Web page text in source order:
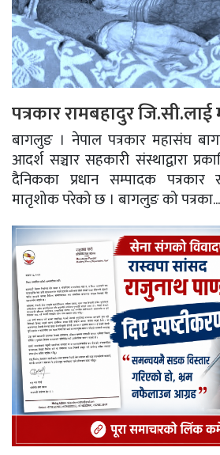
पत्रकार रामबहादुर
बागलुङ । नेपाल पत्रकार महासंघ
आदर्श सञ्चार सहकारी संस्थाद्वारा
दैनिकका प्रधान सम्पादक पत्रकार
मातृशोक परेको छ । बागलुङ को पत्रका...